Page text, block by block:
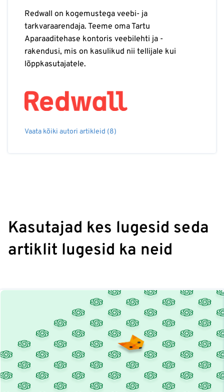
Redwall on kogemustega veebi- ja
tarkvaraarendaja. Teeme oma Tartu
Aparaaditehase kontoris veebilehti ja -
rakendusi, mis on kasulikud nii tellijale kui
lõppkasutajatele.
Vaata kõiki autori artikleid (8)
Kasutajad kes lugesid seda
artiklit lugesid ka neid